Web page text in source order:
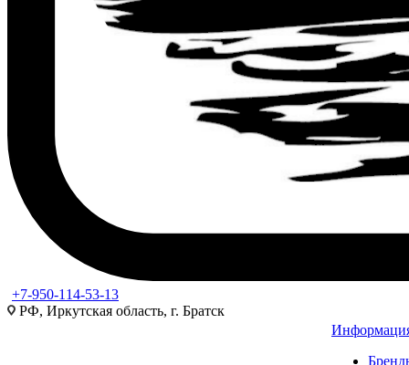
+7-950-114-53-13
РФ, Иркутская область, г. Братск